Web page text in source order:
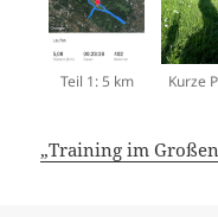
Teil 1: 5 km Kurze
„Training im